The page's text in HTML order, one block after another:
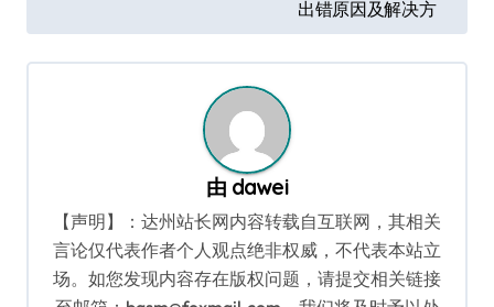
导
航
出错原因及解决方
由 dawei
【声明】：达州站长网内容转载自互联网，其相关
言论仅代表作者个人观点绝非权威，不代表本站立
场。如您发现内容存在版权问题，请提交相关链接